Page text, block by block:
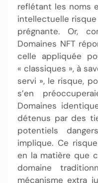
reflétant les noms
intellectuelle
prégnante. Or,
Domaines NFT
celle appliquée
« classiques », à
servi », le risque,
s’en
Domaines
détenus par des
potentiels
implique. Ce
en la matière que
domaine
mécanisme extra